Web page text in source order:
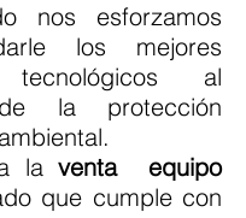
nos esforzamos
los mejores
tecnológicos al
la protección
a laventa equipo
que cumple con